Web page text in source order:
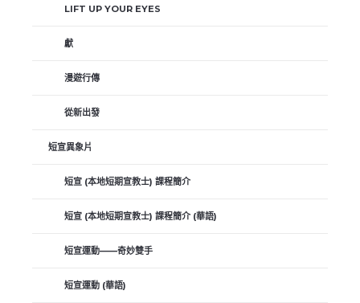
LIFT UP YOUR EYES
獻
漫遊行傳
從新出發
短宣異象片
短宣 (本地短期宣教士) 課程簡介
短宣 (本地短期宣教士) 課程簡介 (華語)
短宣運動——奇妙雙手
短宣運動 (華語)